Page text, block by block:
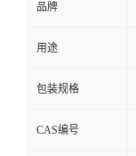
品牌
用途
包装规格
CAS编号